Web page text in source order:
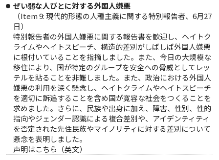
ぜい弱な人びとに対する外国人嫌悪
（Item 9: 現代的形態の人種主義に関する特別報告者、6月27
日）
特別報告者の外国人嫌悪に関する報告書を歓迎し、ヘイトク
ライムやヘイトスピーチ、構造的差別がしばしば外国人嫌悪
に根付いていることを指摘しました。また、今日の大規模な
移住により、国が特定のグループを安全への脅威としてレッ
テルを貼ることを非難しました。また、政治における外国人
嫌悪の利用を深く懸念し、ヘイトクライムやヘイトスピーチ
を適切に訴追することを含め国が寛容な社会をつくることを
求めました。さらに、民族や出身に加え、障害、性別、性的
指向やジェンダー認識による複合差別や、アイデンティティ
を否定された先住民族やマイノリティに対する差別について
懸念を表明しました。
声明はこちら （英文）